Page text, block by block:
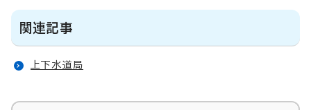
関連記事
上下水道局